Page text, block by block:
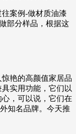
案例-做材质油漆
部分样品，根据这
艳的高颜值家居品
实用功能，它们以
，可以说，它们在
知名品牌。今天推